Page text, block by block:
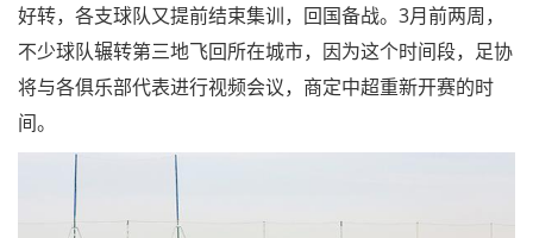
好转，各支球队又提前结束集训，回国备战。3月前两周，
不少球队辗转第三地飞回所在城市，因为这个时间段，足协
将与各俱乐部代表进行视频会议，商定中超重新开赛的时
间。